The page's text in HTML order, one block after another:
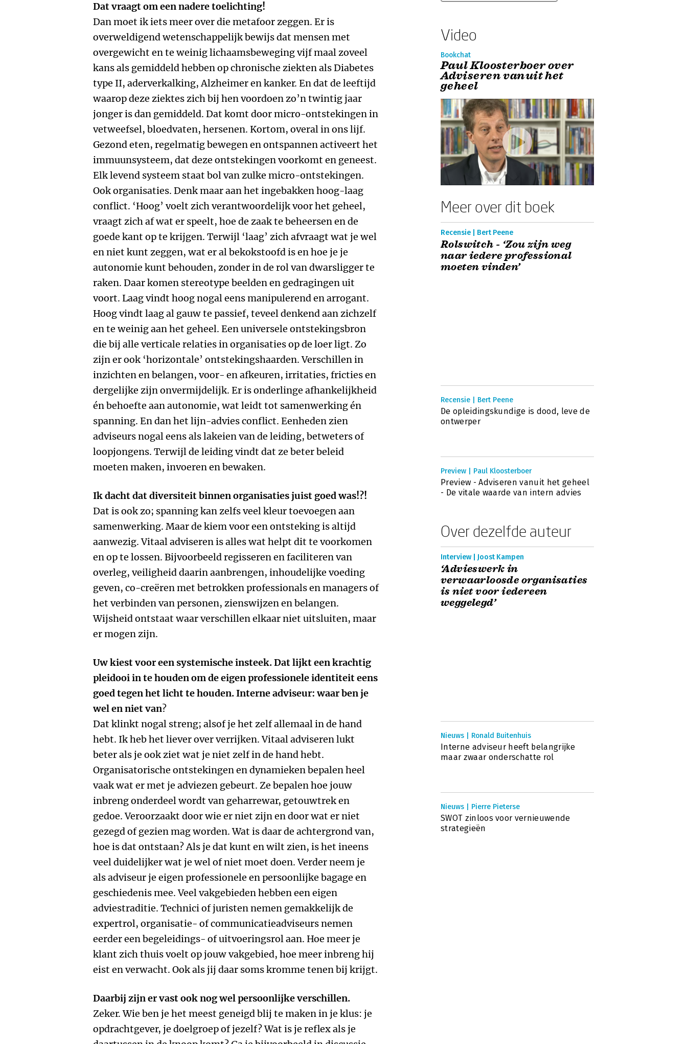
Dat vraagt om een nadere toelichting!
Dan moet ik iets meer over die metafoor zeggen. Er is
overweldigend wetenschappelijk bewijs dat mensen met
overgewicht en te weinig lichaamsbeweging vijf maal zoveel
kans als gemiddeld hebben op chronische ziekten als Diabetes
type II, aderverkalking, Alzheimer en kanker. En dat de leeftijd
waarop deze ziektes zich bij hen voordoen zo’n twintig jaar
jonger is dan gemiddeld. Dat komt door micro-ontstekingen in
vetweefsel, bloedvaten, hersenen. Kortom, overal in ons lijf.
Gezond eten, regelmatig bewegen en ontspannen activeert het
immuunsysteem, dat deze ontstekingen voorkomt en geneest.
Elk levend systeem staat bol van zulke micro-ontstekingen.
Ook organisaties. Denk maar aan het ingebakken hoog-laag
conflict. ‘Hoog’ voelt zich verantwoordelijk voor het geheel,
vraagt zich af wat er speelt, hoe de zaak te beheersen en de
goede kant op te krijgen. Terwijl ‘laag’ zich afvraagt wat je wel
en niet kunt zeggen, wat er al bekokstoofd is en hoe je je
autonomie kunt behouden, zonder in de rol van dwarsligger te
raken. Daar komen stereotype beelden en gedragingen uit
voort. Laag vindt hoog nogal eens manipulerend en arrogant.
Hoog vindt laag al gauw te passief, teveel denkend aan zichzelf
en te weinig aan het geheel. Een universele ontstekingsbron
die bij alle verticale relaties in organisaties op de loer ligt. Zo
zijn er ook ‘horizontale’ ontstekingshaarden. Verschillen in
inzichten en belangen, voor- en afkeuren, irritaties, fricties en
dergelijke zijn onvermijdelijk. Er is onderlinge afhankelijkheid
én behoefte aan autonomie, wat leidt tot samenwerking én
spanning. En dan het lijn-advies conflict. Eenheden zien
adviseurs nogal eens als lakeien van de leiding, betweters of
loopjongens. Terwijl de leiding vindt dat ze beter beleid
moeten maken, invoeren en bewaken.
Ik dacht dat diversiteit binnen organisaties juist goed was!?!
Dat is ook zo; spanning kan zelfs veel kleur toevoegen aan
samenwerking. Maar de kiem voor een ontsteking is altijd
aanwezig. Vitaal adviseren is alles wat helpt dit te voorkomen
en op te lossen. Bijvoorbeeld regisseren en faciliteren van
overleg, veiligheid daarin aanbrengen, inhoudelijke voeding
geven, co-creëren met betrokken professionals en managers of
het verbinden van personen, zienswijzen en belangen.
Wijsheid ontstaat waar verschillen elkaar niet uitsluiten, maar
er mogen zijn.
Uw kiest voor een systemische insteek. Dat lijkt een krachtig
pleidooi in te houden om de eigen professionele identiteit eens
goed tegen het licht te houden. Interne adviseur: waar ben je
wel en niet van?
Dat klinkt nogal streng; alsof je het zelf allemaal in de hand
hebt. Ik heb het liever over verrijken. Vitaal adviseren lukt
beter als je ook ziet wat je niet zelf in de hand hebt.
Organisatorische ontstekingen en dynamieken bepalen heel
vaak wat er met je adviezen gebeurt. Ze bepalen hoe jouw
inbreng onderdeel wordt van geharrewar, getouwtrek en
gedoe. Veroorzaakt door wie er niet zijn en door wat er niet
gezegd of gezien mag worden. Wat is daar de achtergrond van,
hoe is dat ontstaan? Als je dat kunt en wilt zien, is het ineens
veel duidelijker wat je wel of niet moet doen. Verder neem je
als adviseur je eigen professionele en persoonlijke bagage en
geschiedenis mee. Veel vakgebieden hebben een eigen
adviestraditie. Technici of juristen nemen gemakkelijk de
expertrol, organisatie- of communicatieadviseurs nemen
eerder een begeleidings- of uitvoeringsrol aan. Hoe meer je
klant zich thuis voelt op jouw vakgebied, hoe meer inbreng hij
eist en verwacht. Ook als jij daar soms kromme tenen bij krijgt.
Daarbij zijn er vast ook nog wel persoonlijke verschillen.
Zeker. Wie ben je het meest geneigd blij te maken in je klus: je
opdrachtgever, je doelgroep of jezelf? Wat is je reflex als je
Video
Bookchat
Paul Kloosterboer over
Adviseren vanuit het
geheel
Meer over dit boek
Recensie | Bert Peene
Rolswitch - ‘Zou zijn weg
naar iedere professional
moeten vinden’
Recensie | Bert Peene
De opleidingskundige is dood, leve de
ontwerper
Preview | Paul Kloosterboer
Preview - Adviseren vanuit het geheel
- De vitale waarde van intern advies
Over dezelfde auteur
Interview | Joost Kampen
‘Advieswerk in
verwaarloosde organisaties
is niet voor iedereen
weggelegd’
Nieuws | Ronald Buitenhuis
Interne adviseur heeft belangrijke
maar zwaar onderschatte rol
Nieuws | Pierre Pieterse
SWOT zinloos voor vernieuwende
strategieën